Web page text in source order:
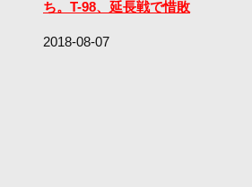
ち。T-98、延長戦で惜敗
2018-08-07